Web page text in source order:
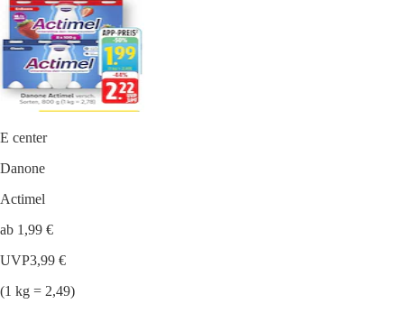
E center
Danone
Actimel
ab 1,99 €
UVP3,99 €
(1 kg = 2,49)